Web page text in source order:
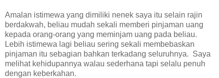
Amalan istimewa yang dimiliki nenek saya itu selain rajin
berdakwah, beliau mudah sekali memberi pinjaman uang
kepada orang-orang yang meminjam uang pada beliau.
Lebih istimewa lagi beliau sering sekali membebaskan
pinjaman itu sebagian bahkan terkadang seluruhnya. Saya
melihat kehidupannya walau sederhana tapi selalu penuh
dengan keberkahan.